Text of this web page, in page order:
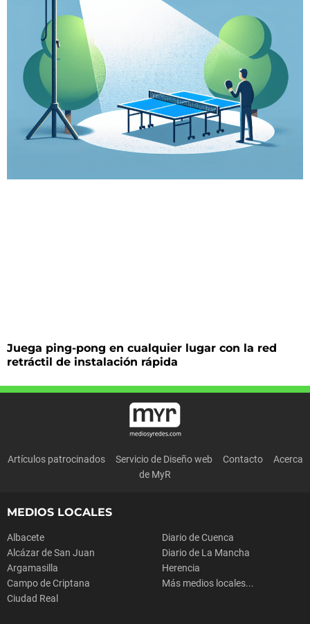
Juega ping-pong en cualquier lugar con la red
retráctil de instalación rápida
Artículos patrocinados Servicio de Diseño web Contacto
Acerca
de MyR
MEDIOS LOCALES
Albacete
Alcázar de San Juan
Argamasilla
Campo de Criptana
Ciudad Real
Diario de Cuenca
Diario de La Mancha
Herencia
Más medios locales...